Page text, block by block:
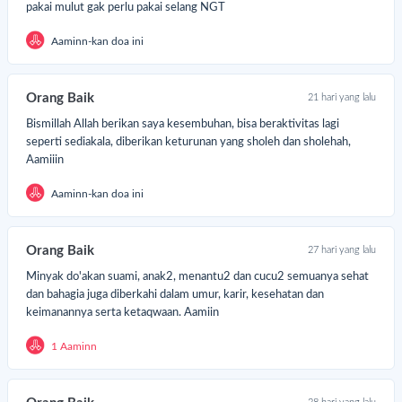
adalah bulan terbaik untuk berbagi.
ketika setiap kebaikan dilipatgandakan.
biarkan guru ngaji terus berjuang sendiri.
kita dan anak-anak kita.
Klik “Donasi Sekarang”
Jadilah bagian dari kepedulian untuk pejuang Qur’an
Allah membalas setiap kebaikan dengan
berlipat,
penolong di hari akhir,
menguatkan langkah para guru ngaji yang ikhlas mengabdi.
Baik
pakai mulut gak perlu pakai selang NGT
Aaminn-kan doa ini
Orang Baik 21 hari yang lalu
Bismillah Allah berikan saya kesembuhan, bisa beraktivitas lagi
seperti sediakala, diberikan keturunan yang sholeh dan sholehah,
Aamiiin
Aaminn-kan doa ini
Orang Baik 27 hari yang lalu
Minyak do'akan suami, anak2, menantu2 dan cucu2 semuanya sehat
dan bahagia juga diberkahi dalam umur, karir, kesehatan dan
keimanannya serta ketaqwaan. Aamiin
1 Aaminn